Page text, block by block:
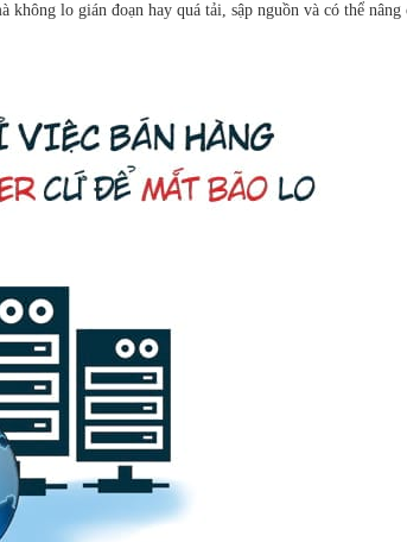
lo gián đoạn hay quá tải, sập nguồn và có thể